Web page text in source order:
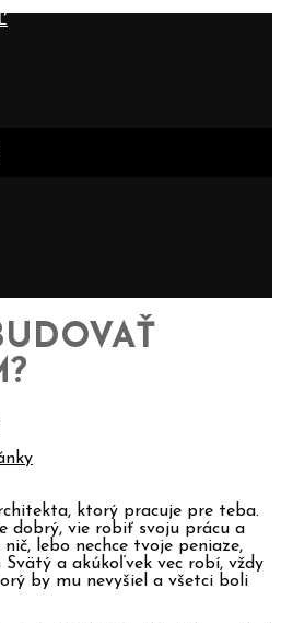
ktorý pracuje pre teba.
dobrý, vie robiť svoju prácu a
lebo nechce tvoje peniaze,
a akúkoľvek vec robí, vždy
by mu nevyšiel a všetci boli